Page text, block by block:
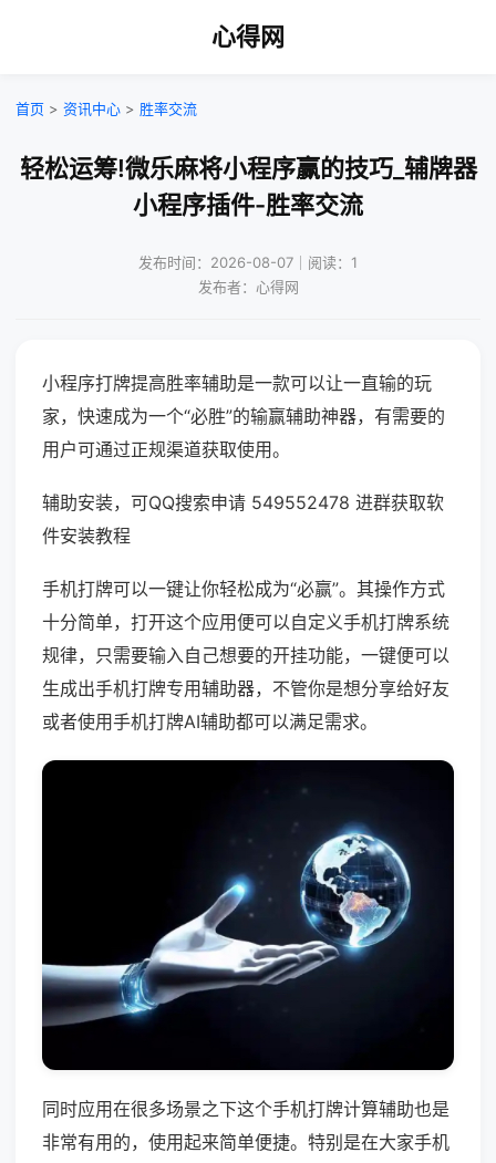
心得网
首页 > 资讯中心 > 胜率交流
轻松运筹!微乐麻将小程序赢的技巧_辅牌器
小程序插件-胜率交流
发布时间：2026-08-07｜阅读：1
发布者：心得网
小程序打牌提高胜率辅助是一款可以让一直输的玩
家，快速成为一个“必胜”的输赢辅助神器，有需要的
用户可通过正规渠道获取使用。
辅助安装，可QQ搜索申请 549552478 进群获取软
件安装教程
手机打牌可以一键让你轻松成为“必赢”。其操作方式
十分简单，打开这个应用便可以自定义手机打牌系统
规律，只需要输入自己想要的开挂功能，一键便可以
生成出手机打牌专用辅助器，不管你是想分享给好友
或者使用手机打牌AI辅助都可以满足需求。
同时应用在很多场景之下这个手机打牌计算辅助也是
非常有用的，使用起来简单便捷。特别是在大家手机